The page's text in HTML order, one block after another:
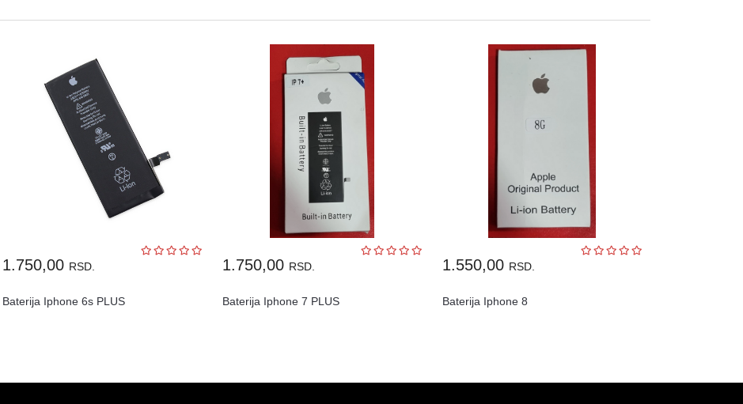
1.750,00 RSD.
Baterija Iphone 6s PLUS
1.750,00 RSD.
Baterija Iphone 7 PLUS
1.550,00 RSD.
Baterija Iphone 8